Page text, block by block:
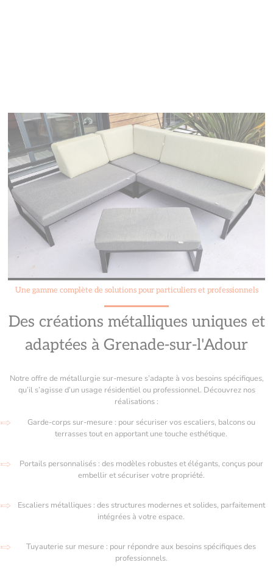
Une gamme complète de solutions pour particuliers et professionnels
Des créations métalliques uniques et
adaptées à Grenade-sur-l'Adour
Notre offre de métallurgie sur-mesure s’adapte à vos besoins spécifiques,
qu’il s’agisse d’un usage résidentiel ou professionnel. Découvrez nos
réalisations :
Garde-corps sur-mesure : pour sécuriser vos escaliers, balcons ou
terrasses tout en apportant une touche esthétique.
Portails personnalisés : des modèles robustes et élégants, conçus pour
embellir et sécuriser votre propriété.
Escaliers métalliques : des structures modernes et solides, parfaitement
intégrées à votre espace.
Tuyauterie sur mesure : pour répondre aux besoins spécifiques des
professionnels.